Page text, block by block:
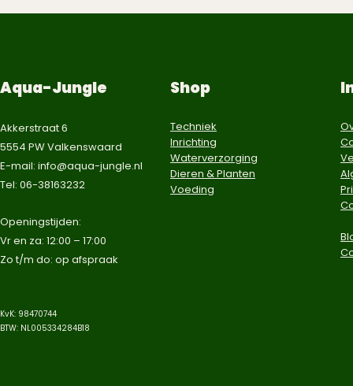
Aqua-Jungle
Akkerstraat 6
5554 PW Valkenswaard
E-mail: info@aqua-jungle.nl
Tel: 06-38163232
​Openingstijden:
Vr en za: 12:00 – 17:00
Zo t/m do: op afspraak​
KvK: 98470744
BTW: NL005334284B18
Shop
Techniek
Inrichting
Waterverzorging
Dieren & Planten
Voeding